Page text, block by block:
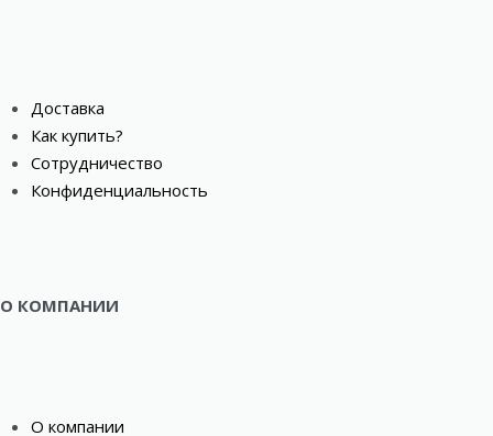
Доставка
Как купить?
Сотрудничество
Конфиденциальность
О КОМПАНИИ
О компании